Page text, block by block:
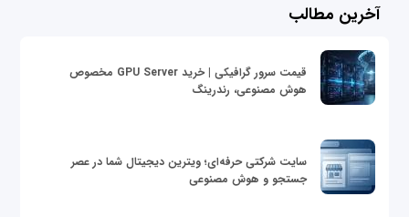
آخرین مطالب
قیمت سرور گرافیکی | خرید GPU Server مخصوص
هوش مصنوعی، رندرینگ
سایت شرکتی حرفه‌ای؛ ویترین دیجیتال شما در عصر
جستجو و هوش مصنوعی